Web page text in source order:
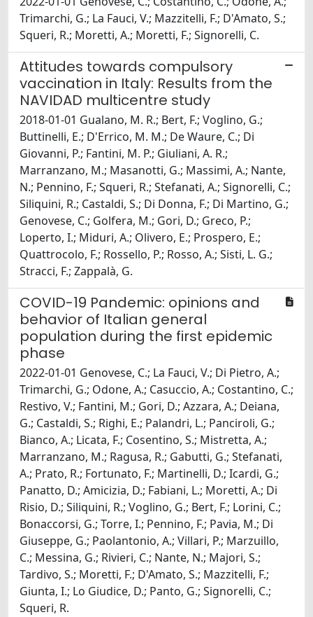
Trimarchi, G.; La Fauci, V.; Mazzitelli, F.; D'Amato, S.;
Squeri, R.; Moretti, A.; Moretti, F.; Signorelli, C.
Attitudes towards compulsory
vaccination in Italy: Results from the
NAVIDAD multicentre study
2018-01-01 Gualano, M. R.; Bert, F.; Voglino, G.;
Buttinelli, E.; D'Errico, M. M.; De Waure, C.; Di
Giovanni, P.; Fantini, M. P.; Giuliani, A. R.;
Marranzano, M.; Masanotti, G.; Massimi, A.; Nante,
N.; Pennino, F.; Squeri, R.; Stefanati, A.; Signorelli, C.;
Siliquini, R.; Castaldi, S.; Di Donna, F.; Di Martino, G.;
Genovese, C.; Golfera, M.; Gori, D.; Greco, P.;
Loperto, I.; Miduri, A.; Olivero, E.; Prospero, E.;
Quattrocolo, F.; Rossello, P.; Rosso, A.; Sisti, L. G.;
Stracci, F.; Zappalà, G.
COVID-19 Pandemic: opinions and
behavior of Italian general
population during the first epidemic
phase
2022-01-01 Genovese, C.; La Fauci, V.; Di Pietro, A.;
Trimarchi, G.; Odone, A.; Casuccio, A.; Costantino, C.;
Restivo, V.; Fantini, M.; Gori, D.; Azzara, A.; Deiana,
G.; Castaldi, S.; Righi, E.; Palandri, L.; Panciroli, G.;
Bianco, A.; Licata, F.; Cosentino, S.; Mistretta, A.;
Marranzano, M.; Ragusa, R.; Gabutti, G.; Stefanati,
A.; Prato, R.; Fortunato, F.; Martinelli, D.; Icardi, G.;
Panatto, D.; Amicizia, D.; Fabiani, L.; Moretti, A.; Di
Risio, D.; Siliquini, R.; Voglino, G.; Bert, F.; Lorini, C.;
Bonaccorsi, G.; Torre, I.; Pennino, F.; Pavia, M.; Di
Giuseppe, G.; Paolantonio, A.; Villari, P.; Marzuillo,
C.; Messina, G.; Rivieri, C.; Nante, N.; Majori, S.;
Tardivo, S.; Moretti, F.; D'Amato, S.; Mazzitelli, F.;
Giunta, I.; Lo Giudice, D.; Panto, G.; Signorelli, C.;
Squeri, R.